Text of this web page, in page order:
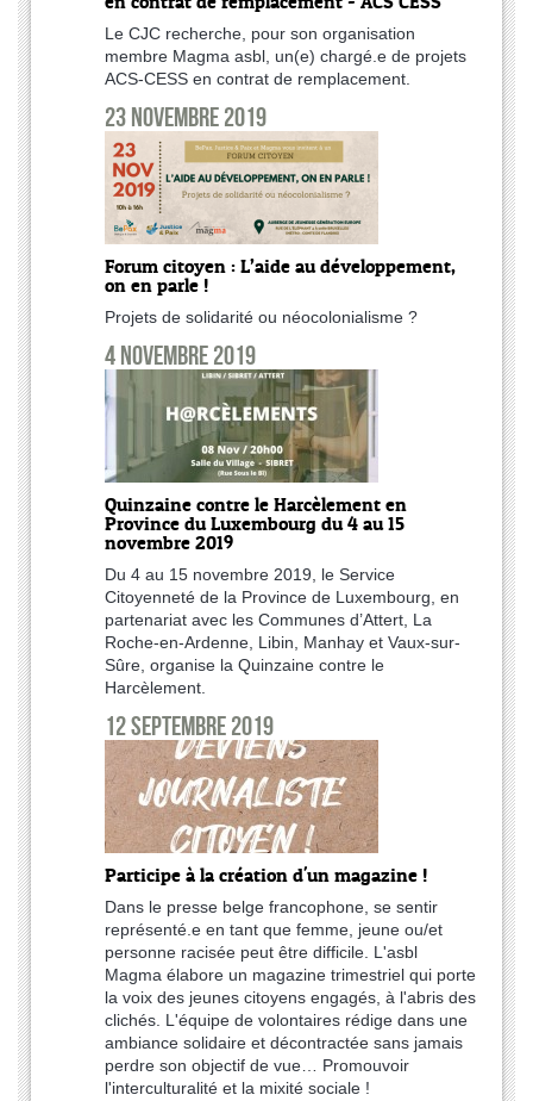
Le CJC recherche, pour son organisation
membre Magma asbl, un(e) chargé.e de projets
ACS-CESS en contrat de remplacement.
23 novembre 2019
Forum citoyen : L’aide au développement,
on en parle !
Projets de solidarité ou néocolonialisme ?
4 novembre 2019
Quinzaine contre le Harcèlement en
Province du Luxembourg du 4 au 15
novembre 2019
Du 4 au 15 novembre 2019, le Service
Citoyenneté de la Province de Luxembourg, en
partenariat avec les Communes d’Attert, La
Roche-en-Ardenne, Libin, Manhay et Vaux-sur-
Sûre, organise la Quinzaine contre le
Harcèlement.
12 septembre 2019
Participe à la création d'un magazine !
Dans le presse belge francophone, se sentir
représenté.e en tant que femme, jeune ou/et
personne racisée peut être difficile. L'asbl
Magma élabore un magazine trimestriel qui porte
la voix des jeunes citoyens engagés, à l'abris des
clichés. L'équipe de volontaires rédige dans une
ambiance solidaire et décontractée sans jamais
perdre son objectif de vue… Promouvoir
l'interculturalité et la mixité sociale !